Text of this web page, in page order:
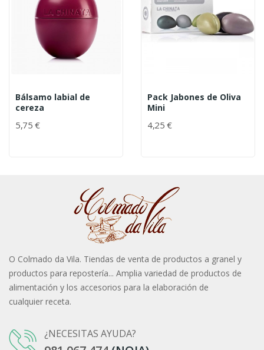
Bálsamo labial de
cereza
5,75 €
Pack Jabones de Oliva
Mini
4,25 €
O Colmado da Vila. Tiendas de venta de productos a granel y
productos para repostería... Amplia variedad de productos de
alimentación y los accesorios para la elaboración de
cualquier receta.
¿NECESITAS AYUDA?